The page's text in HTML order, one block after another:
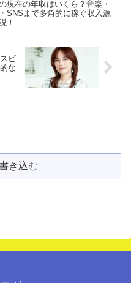
現在の年収はいくら？音楽・
SNSまで多角的に稼ぐ収入源
！
ピ
な
き込む